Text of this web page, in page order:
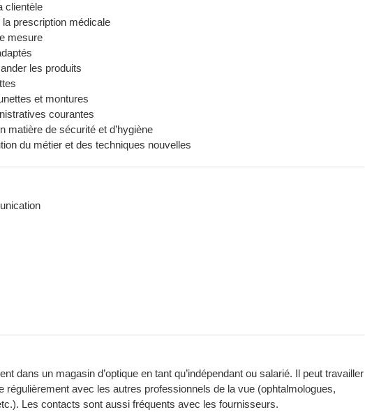
clientèle
prescription médicale
mesure
les produits
et montures
courantes
matière de sécurité et d’hygiène
du métier et des techniques nouvelles
dans un magasin d’optique en tant qu’indépendant ou salarié. Il peut travailler
régulièrement avec les autres professionnels de la vue (ophtalmologues,
Les contacts sont aussi fréquents avec les fournisseurs.